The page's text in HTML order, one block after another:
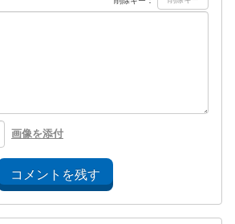
画像を添付
コメントを残す